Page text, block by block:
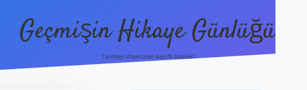
Geçmişin Hikaye Günlüğü
Tarihten ilham alan keyifli bilgiler!